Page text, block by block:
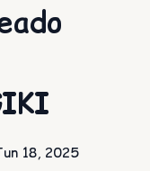
18, 2025